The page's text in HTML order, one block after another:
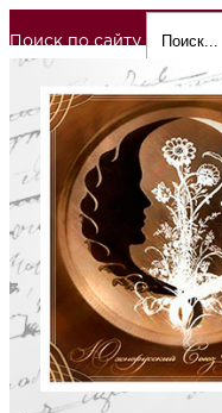
Поиск по сайту